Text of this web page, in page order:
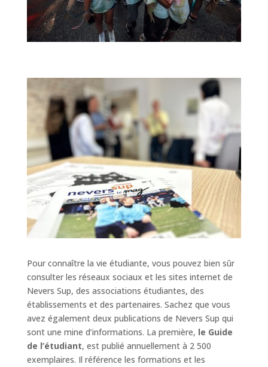
Pour connaître la vie étudiante, vous pouvez bien sûr
consulter les réseaux sociaux et les sites internet de
Nevers Sup, des associations étudiantes, des
établissements et des partenaires. Sachez que vous
avez également deux publications de Nevers Sup qui
sont une mine d’informations. La première, le Guide
de l’étudiant, est publié annuellement à 2 500
exemplaires. Il référence les formations et les